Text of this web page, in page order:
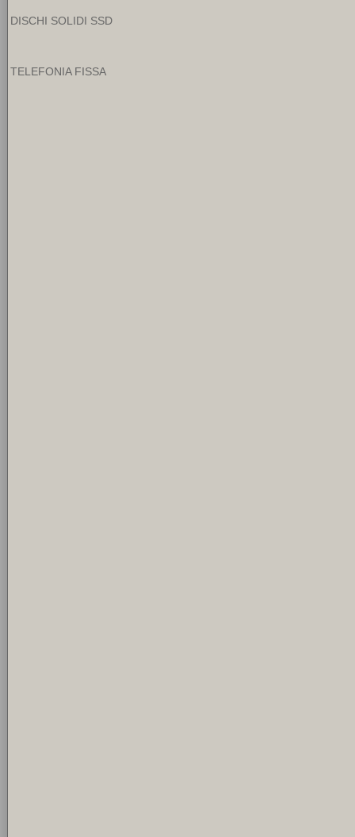
DISCHI SOLIDI SSD
TELEFONIA FISSA